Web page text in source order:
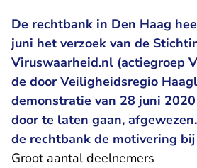
De rechtbank in Den Haag
juni het verzoek van de
Viruswaarheid.nl (actiegroep
de door Veiligheidsregio
demonstratie van 28 juni
door te laten gaan,
de rechtbank de motivering
Groot aantal deelnemers